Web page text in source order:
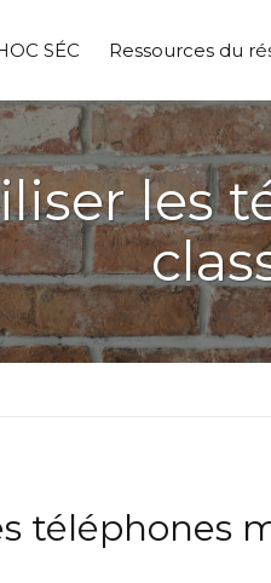
SÉC Ressources du
les
téléphones